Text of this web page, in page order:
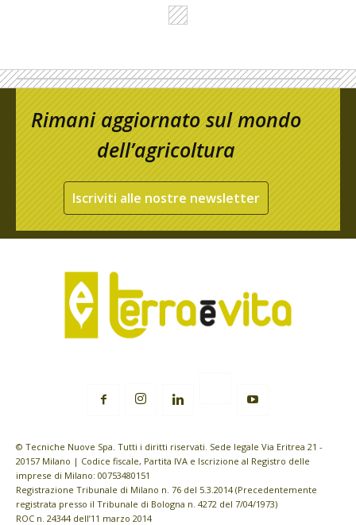
Rimani aggiornato sul mondo
dell’agricoltura
Iscriviti alle nostre newsletter
© Tecniche Nuove Spa. Tutti i diritti riservati. Sede legale Via Eritrea 21 -
20157 Milano | Codice fiscale, Partita IVA e Iscrizione al Registro delle
imprese di Milano: 00753480151
Registrazione Tribunale di Milano n. 76 del 5.3.2014 (Precedentemente
registrata presso il Tribunale di Bologna n. 4272 del 7/04/1973)
ROC n. 24344 dell’11 marzo 2014